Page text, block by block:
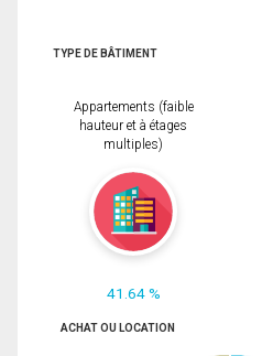
TYPE DE BÂTIMENT
Appartements (faible
hauteur et à étages
multiples)
41.64 %
ACHAT OU LOCATION